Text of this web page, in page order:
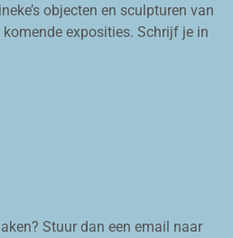
objecten en sculpturen van
exposities. Schrijf je in
Stuur dan een email naar